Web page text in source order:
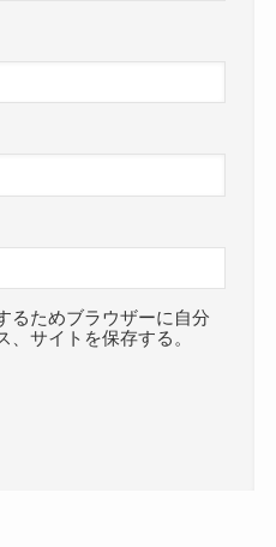
るためブラウザーに自分
、サイトを保存する。